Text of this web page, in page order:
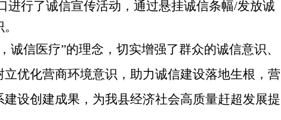
进行了诚信宣传活动，通过悬挂诚信条幅/发放诚
诚信医疗”的理念，切实增强了群众的诚信意识、
优化营商环境意识，助力诚信建设落地生根，营
设创建成果，为我县经济社会高质量赶超发展提